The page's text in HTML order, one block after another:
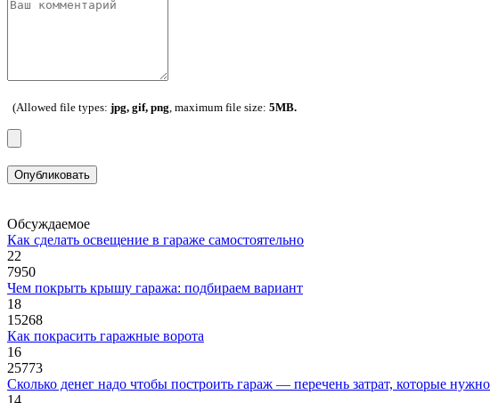
(Allowed file types: jpg, gif, png , maximum file size: 5MB.
Опубликовать
Обсуждаемое
Как сделать освещение в гараже самостоятельно
22
7950
Чем покрыть крышу гаража: подбираем вариант
18
15268
Как покрасить гаражные ворота
16
25773
Сколько денег надо чтобы построить гараж — перечень затрат, которые
14